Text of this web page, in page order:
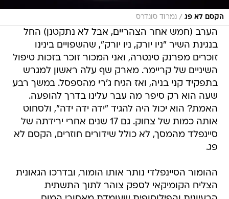
הקסם לא פג / נמרוד סונדרס
הערב (חמש אחר הצהריים, אבל לא נתקטנן) החל
בנגינת השיר "ניו יורק, ניו יורק", שהשפויים בינינו
זוכרים מפרנק סינטרה, ואני המכור זוכר בזכות טיפול
השיניים של קריימר. מארק שף עלה ראשון למגרש
בתפקיד קני בניה, ואז הגיח ג'רי מהספסל. במשך רבע
שעה הוא רק סיפר מה עבר עלינו בדרך להופעה.
האמת? הוא יכול היה להגיד "ידה ידה ידה", ולסחוט
אותה כמות של צחוק. גם 17 שנים אחרי ירידתה של
סיינפלד מהמסך, לא כולל שידורים חוזרים, הקסם לא
פג.
ההומור הסיינפלדי נותר אותו הומור, ובדרכו הגאונית
הצליח הקומיקאי לספק צוהר לתוך התשתית